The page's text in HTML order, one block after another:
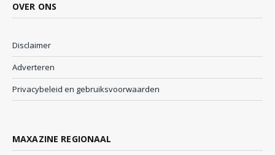
OVER ONS
Disclaimer
Adverteren
Privacybeleid en gebruiksvoorwaarden
MAXAZINE REGIONAAL